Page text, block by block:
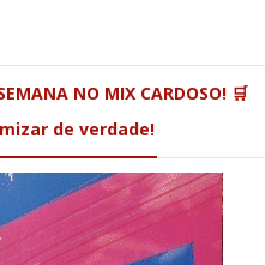
NO MIX CARDOSO! 🛒
de verdade!